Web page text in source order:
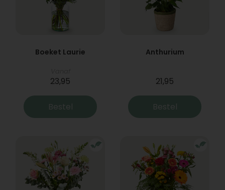
Boeket Laurie
23,95
Bestel
Anthurium
21,95
Bestel